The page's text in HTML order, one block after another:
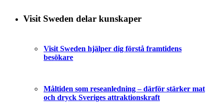
Visit Sweden delar kunskaper
Visit Sweden hjälper dig förstå framtidens
besökare
Måltiden som reseanledning – därför stärker mat
och dryck Sveriges attraktionskraft